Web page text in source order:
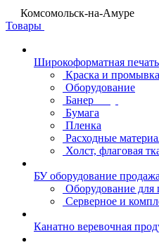
Комсомольск-на-Амуре
Товары
Широкоформатная печать
Краска и промывка
Оборудование
Банер
Бумага
Пленка
Расходные
Холст, флаговая
БУ оборудование продажа
Оборудование для
Серверное и
Канатно веревочная